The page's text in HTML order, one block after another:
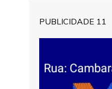
PUBLICIDADE 11